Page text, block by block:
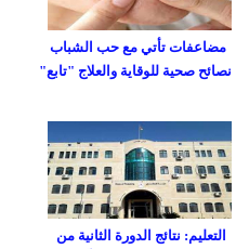
مضاعفات تأتي مع حب الشباب
نصائح صحية للوقاية والعلاج "تابع"
التعليم: نتائج الدورة الثانية من